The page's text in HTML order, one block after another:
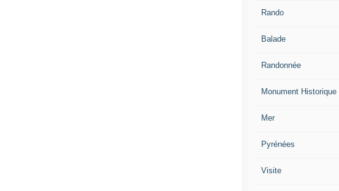
Rando
Balade
Randonnée
Monument Historique
Mer
Pyrénées
Visite